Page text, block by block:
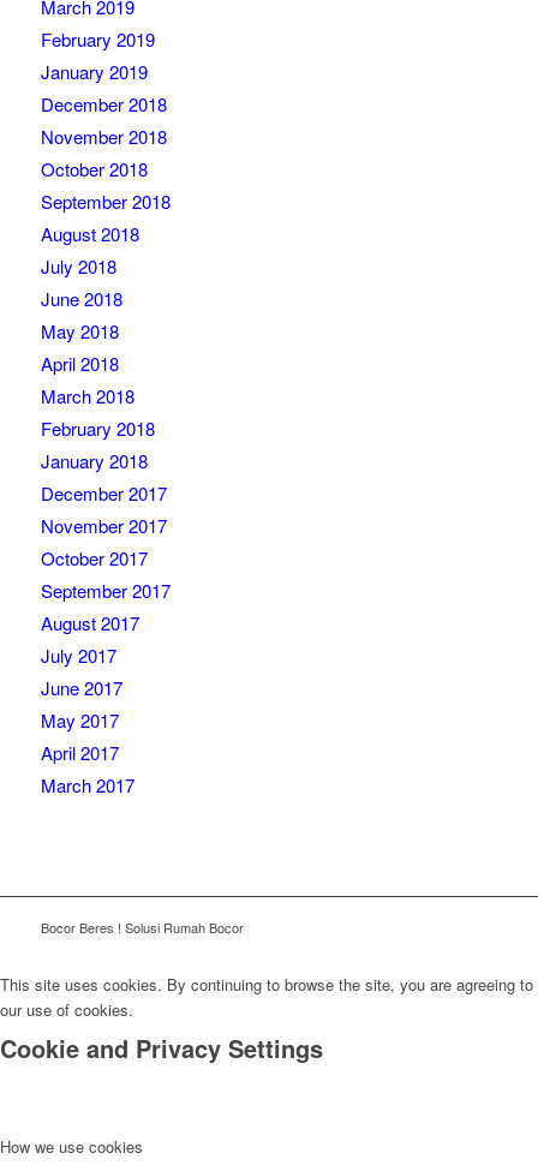
March 2019
February 2019
January 2019
December 2018
November 2018
October 2018
September 2018
August 2018
July 2018
June 2018
May 2018
April 2018
March 2018
February 2018
January 2018
December 2017
November 2017
October 2017
September 2017
August 2017
July 2017
June 2017
May 2017
April 2017
March 2017
Bocor Beres ! Solusi Rumah Bocor
This site uses cookies. By continuing to browse the site, you are agreeing to
our use of cookies.
Cookie and Privacy Settings
How we use cookies